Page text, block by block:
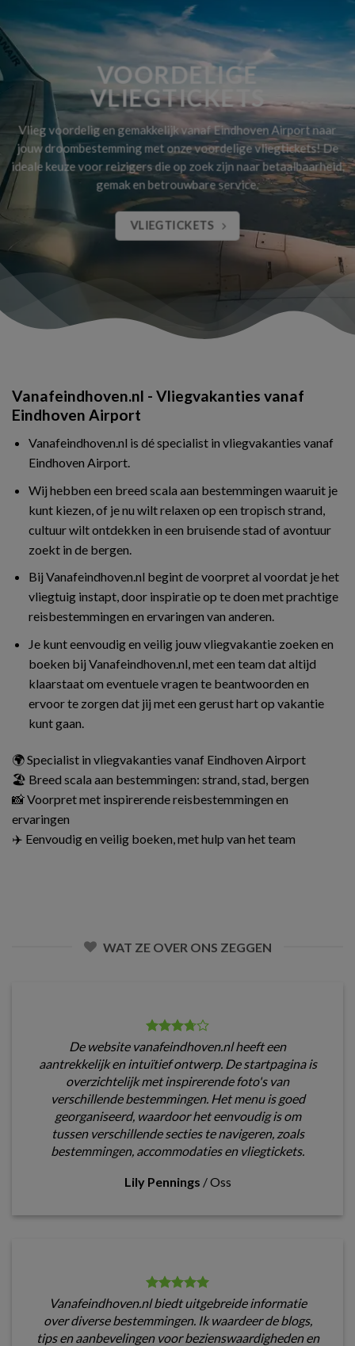
VOORDELIGE
VLIEGTICKETS
Vlieg voordelig en gemakkelijk vanaf Eindhoven Airport naar
jouw droombestemming met onze voordelige vliegtickets! De
ideale keuze voor reizigers die op zoek zijn naar betaalbaarheid,
gemak en betrouwbare service.
VLIEGTICKETS
Vanafeindhoven.nl - Vliegvakanties vanaf
Eindhoven Airport
Vanafeindhoven.nl is dé specialist in vliegvakanties vanaf
Eindhoven Airport.
Wij hebben een breed scala aan bestemmingen waaruit je
kunt kiezen, of je nu wilt relaxen op een tropisch strand,
cultuur wilt ontdekken in een bruisende stad of avontuur
zoekt in de bergen.
Bij Vanafeindhoven.nl begint de voorpret al voordat je het
vliegtuig instapt, door inspiratie op te doen met prachtige
reisbestemmingen en ervaringen van anderen.
Je kunt eenvoudig en veilig jouw vliegvakantie zoeken en
boeken bij Vanafeindhoven.nl, met een team dat altijd
klaarstaat om eventuele vragen te beantwoorden en
ervoor te zorgen dat jij met een gerust hart op vakantie
kunt gaan.
🌍 Specialist in vliegvakanties vanaf Eindhoven Airport
🏖️ Breed scala aan bestemmingen: strand, stad, bergen
📸 Voorpret met inspirerende reisbestemmingen en
ervaringen
✈️ Eenvoudig en veilig boeken, met hulp van het team
WAT ZE OVER ONS ZEGGEN
De website vanafeindhoven.nl heeft een
aantrekkelijk en intuïtief ontwerp. De startpagina is
overzichtelijk met inspirerende foto's van
verschillende bestemmingen. Het menu is goed
georganiseerd, waardoor het eenvoudig is om
tussen verschillende secties te navigeren, zoals
bestemmingen, accommodaties en vliegtickets.
Lily Pennings /Oss
Vanafeindhoven.nl biedt uitgebreide informatie
over diverse bestemmingen. Ik waardeer de blogs,
tips en aanbevelingen voor bezienswaardigheden en